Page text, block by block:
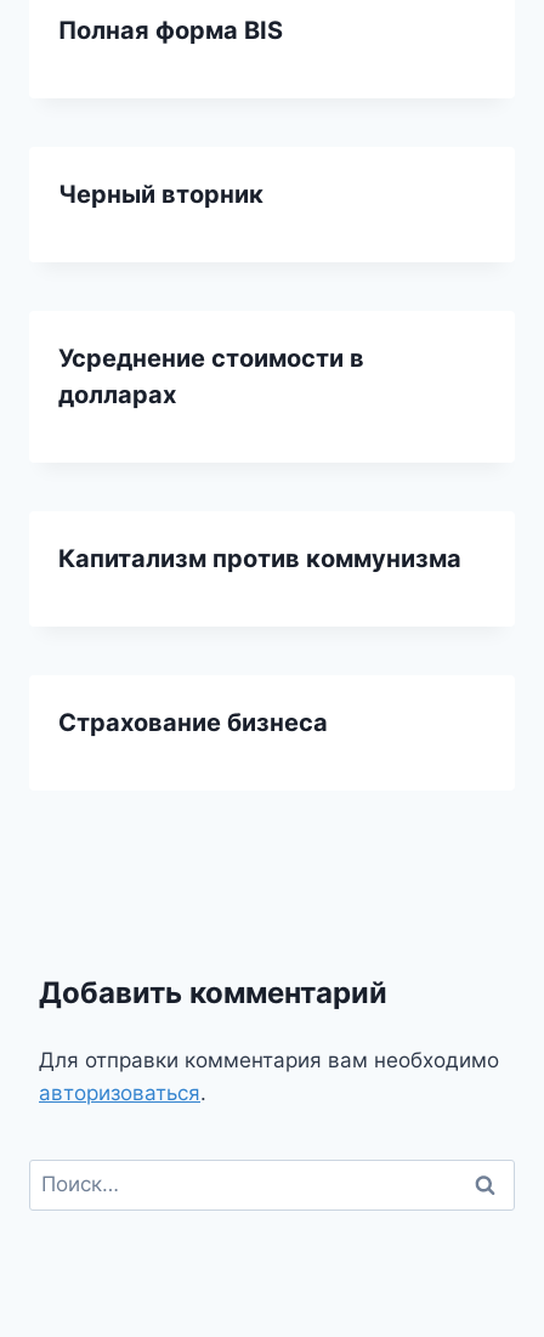
Полная форма BIS
Черный вторник
Усреднение стоимости в
долларах
Капитализм против коммунизма
Страхование бизнеса
Добавить комментарий
Для отправки комментария вам необходимо
авторизоваться.
Найти: